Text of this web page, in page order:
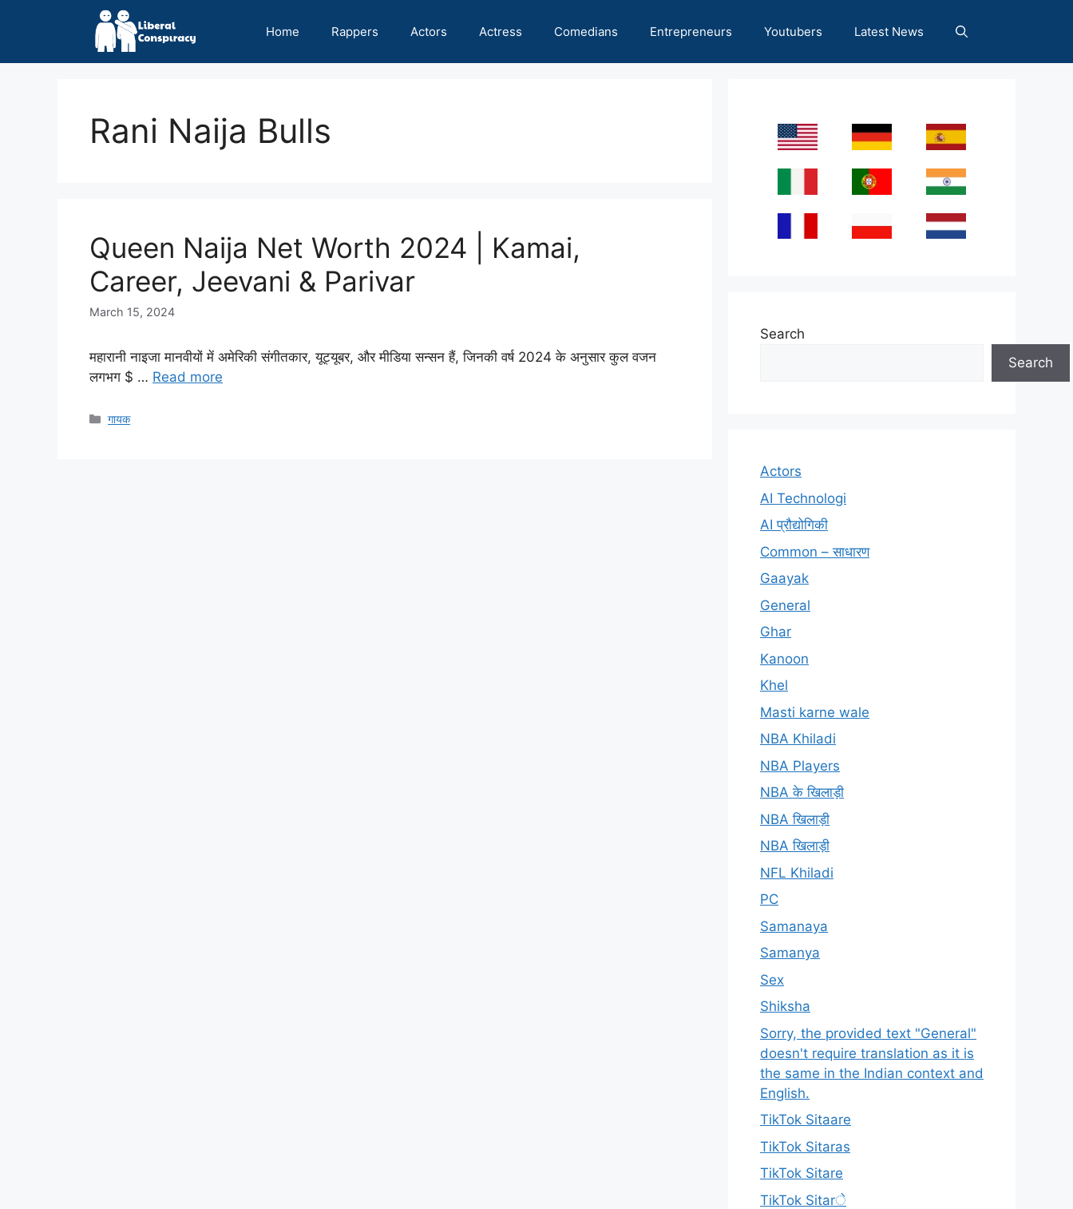
Home Rappers Actors Actress Comedians Entrepreneurs Youtubers Latest News
Rani Naija Bulls
Queen Naija Net Worth 2024 | Kamai,
Career, Jeevani & Parivar
March 15, 2024
महारानी नाइजा मानवीयों में अमेरिकी संगीतकार, यूट्यूबर, और मीडिया सन्सन हैं, जिनकी वर्ष 2024 के अनुसार कुल वजन
लगभग $ … Read more
Categories
गायक
Search
Search
Actors
AI Technologi
AI प्रौद्योगिकी
Common – साधारण
Gaayak
General
Ghar
Kanoon
Khel
Masti karne wale
NBA Khiladi
NBA Players
NBA के खिलाड़ी
NBA खिलाड़ी
NBA खिलाड़ी
NFL Khiladi
PC
Samanaya
Samanya
Sex
Shiksha
Sorry, the provided text "General"
doesn't require translation as it is
the same in the Indian context and
English.
TikTok Sitaare
TikTok Sitaras
TikTok Sitare
TikTok Sitarे